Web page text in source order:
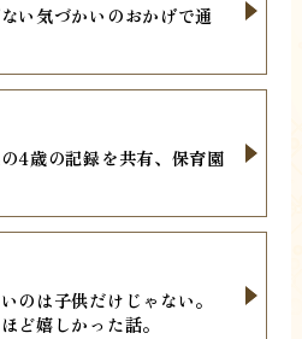
い気づかいのおかげで通
4歳の記録を共有、保育園
のは子供だけじゃない。
ど嬉しかった話。